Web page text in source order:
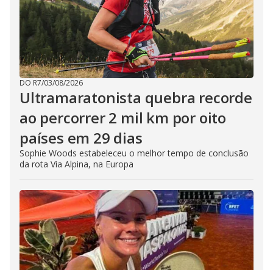
DO R7/03/08/2026
Ultramaratonista quebra recorde
ao percorrer 2 mil km por oito
países em 29 dias
Sophie Woods estabeleceu o melhor tempo de conclusão
da rota Via Alpina, na Europa